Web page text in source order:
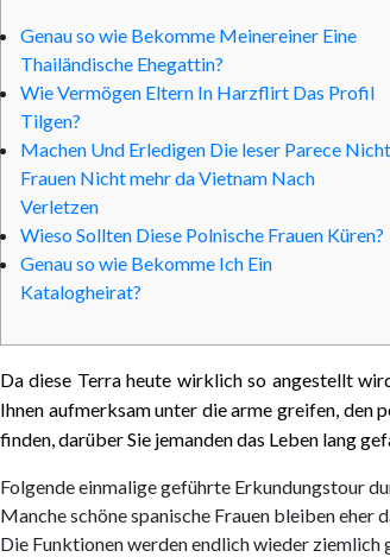
Genau so wie Bekomme Meinereiner Eine
Thailändische Ehegattin?
Wie Vermögen Eltern In Harzflirt Das Profil
Tilgen?
Machen Und Erledigen Die leser Parece
Frauen Nicht mehr da Vietnam Nach
Verletzen
Wieso Sollten Diese Polnische Frauen Küren?
Genau so wie Bekomme Ich Ein
Katalogheirat?
Da diese Terra heute wirklich so angestellt
Ihnen aufmerksam unter die arme greifen, den
finden, darüber Sie jemanden das Leben lang
Folgende einmalige geführte Erkundungstour
Manche schöne spanische Frauen bleiben eher
Die Funktionen werden endlich wieder